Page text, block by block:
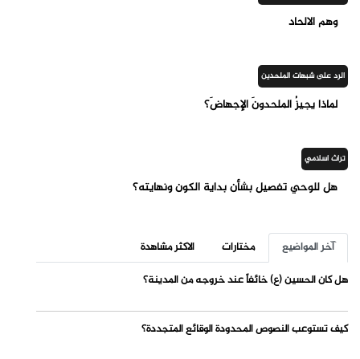
وهم الالحاد
الرد على شبهات الملحدين
لماذا يجيزُ الملحدونَ الإجهاضَ؟
تراث اسلامي
هل للوحي تفصيل بشأن بداية الكون ونهايته؟
آخر المواضيع مختارات
الاكثر مشاهدة
هل كان الحسين (ع) خائفاً عند خروجه من المدينة؟
كيف تستوعب النصوص المحدودة الوقائع المتجددة؟